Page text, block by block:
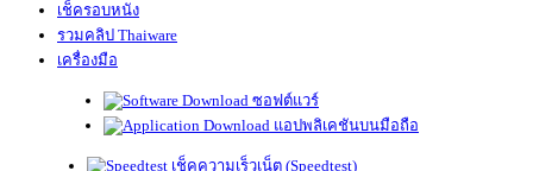
เช็ครอบหนัง
รวมคลิป Thaiware
เครื่องมือ
ซอฟต์แวร์
แอปพลิเคชันบนมือถือ
เช็คความเร็วเน็ต (Speedtest)